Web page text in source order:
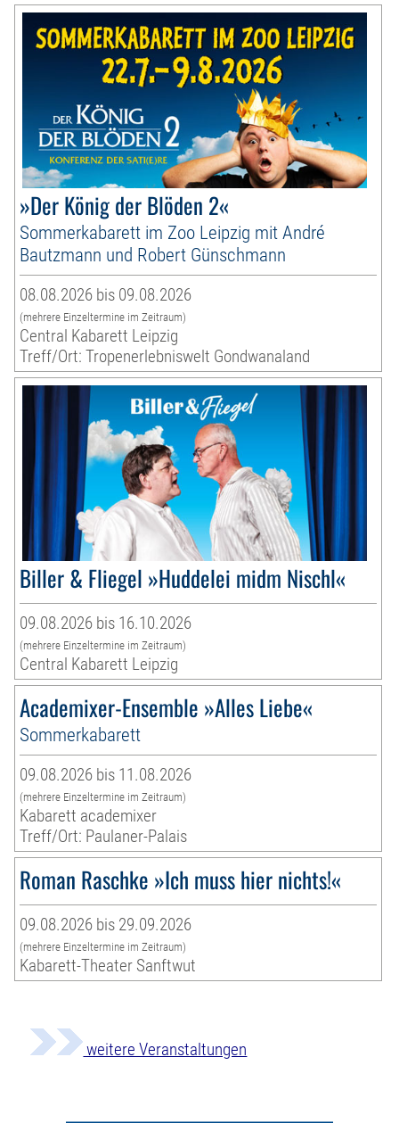
»Der König der Blöden 2«
Sommerkabarett im Zoo Leipzig mit André
Bautzmann und Robert Günschmann
08.08.2026 bis 09.08.2026
(mehrere Einzeltermine im Zeitraum)
Central Kabarett Leipzig
Treff/Ort: Tropenerlebniswelt Gondwanaland
Biller & Fliegel »Huddelei midm Nischl«
09.08.2026 bis 16.10.2026
(mehrere Einzeltermine im Zeitraum)
Central Kabarett Leipzig
Academixer-Ensemble »Alles Liebe«
Sommerkabarett
09.08.2026 bis 11.08.2026
(mehrere Einzeltermine im Zeitraum)
Kabarett academixer
Treff/Ort: Paulaner-Palais
Roman Raschke »Ich muss hier nichts!«
09.08.2026 bis 29.09.2026
(mehrere Einzeltermine im Zeitraum)
Kabarett-Theater Sanftwut
weitere Veranstaltungen